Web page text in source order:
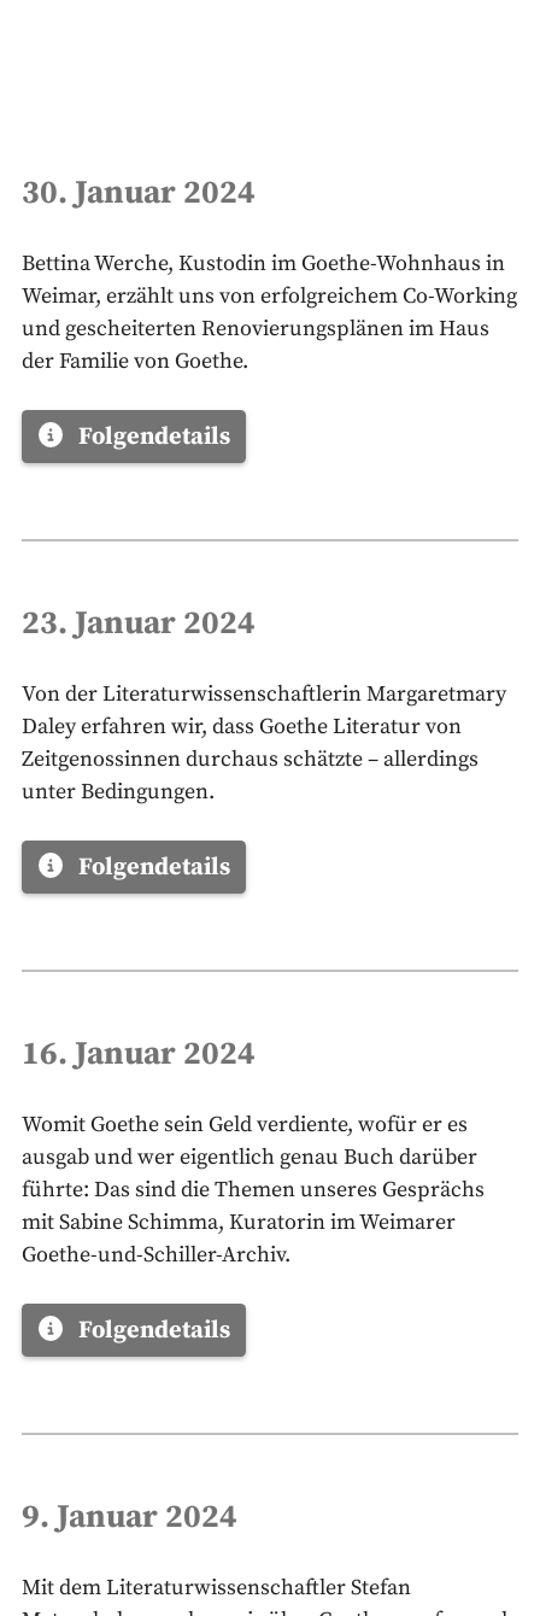
30. Januar 2024
Bettina Werche, Kustodin im Goethe-Wohnhaus in
Weimar, erzählt uns von erfolgreichem Co-Working
und gescheiterten Renovierungsplänen im Haus
der Familie von Goethe.
Folgendetails
23. Januar 2024
Von der Literaturwissenschaftlerin Margaretmary
Daley erfahren wir, dass Goethe Literatur von
Zeitgenossinnen durchaus schätzte – allerdings
unter Bedingungen.
Folgendetails
16. Januar 2024
Womit Goethe sein Geld verdiente, wofür er es
ausgab und wer eigentlich genau Buch darüber
führte: Das sind die Themen unseres Gesprächs
mit Sabine Schimma, Kuratorin im Weimarer
Goethe-und-Schiller-Archiv.
Folgendetails
9. Januar 2024
Mit dem Literaturwissenschaftler Stefan